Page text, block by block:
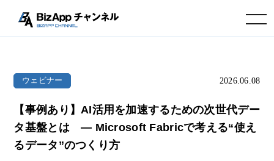
toggle navigation
ウェビナー 2026.06.08
【事例あり】AI活用を加速するための次世代デー
タ基盤とは ― Microsoft Fabricで考える“使え
るデータ”のつくり方